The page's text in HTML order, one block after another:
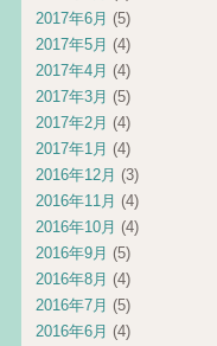
2017年6月 (5)
2017年5月 (4)
2017年4月 (4)
2017年3月 (5)
2017年2月 (4)
2017年1月 (4)
2016年12月 (3)
2016年11月 (4)
2016年10月 (4)
2016年9月 (5)
2016年8月 (4)
2016年7月 (5)
2016年6月 (4)